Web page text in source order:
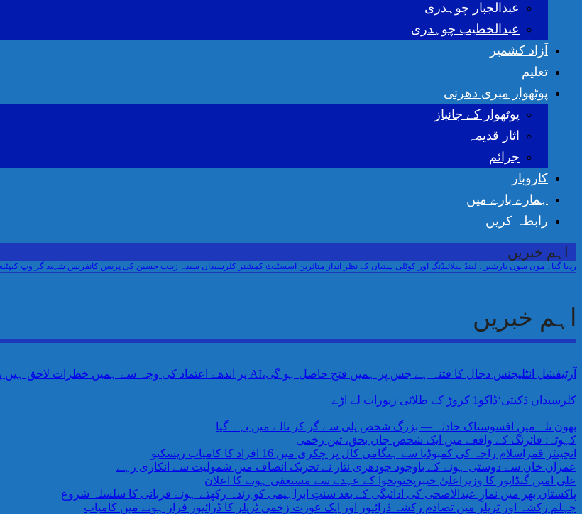
عبدالجبار چوہدری
عبدالخطیب چوہدری
آزاد کشمیر
تعلیم
پوٹھوار میری دھرتی
پوٹھوار کے جانباز
اثار قدیمہ
جرائم
کاروبار
ہمارے بارے میں
رابطہ کریں
اہم خبریں
مون سون بارشیں، لینڈ سلائیڈنگ اور کوٹلی ستیاں کے نظر انداز متاثرین اسسٹنٹ کمشنر کلرسیداں سیدہ زینب حسین کی پریس کانفرنس شہید گر وپ کیپٹنعاصم
اہم خبریں
آرٹیفشل انٹلیجنس دجال کا فتنہ ہے جس پر ہمیں فتح حاصل ہو گی،AI پر اندھے اعتماد کی وجہ سے ہمیں خطرات لاحق ہیں پروفیسر احمد رفیق
کلرسیداں ڈکیتی‘ڈاکو1 کروڑ کے طلائی زیورات لے اڑے
بھون نلہ میں افسوسناک حادثہ — بزرگ شخص پلی سے گر کر نالے میں بہہ گیا
کہوٹہ: فائرنگ کے واقعے میں ایک شخص جاں بحق، تین زخمی
انجینئر قمراسلام راجہ کی کمبوڈیا سے ہنگامی کال پر چکری میں 16 افراد کا کامیاب ریسکیو
عمران خان سے دوستی ہونے کے باوجود چودھری نثار نے تحریک انصاف میں شمولیت سے انکاری رہے
علی امین گنڈاپور کا وزیراعلیٰ خیبرپختونخوا کے عہدے سے مستعفی ہونے کا اعلان
پاکستان بھر میں نمازِ عیدالاضحی کی ادائیگی کے بعد سنتِ ابراہیمی کو زندہ رکھتے ہوئے قربانی کا سلسلہ شروع
جہلم رکشہ اور ٹریلر میں تصادم رکشہ ڈرائیور اور ایک عورت زخمی ٹریلر کا ڈرائیور فرار ہونے میں کامیاب